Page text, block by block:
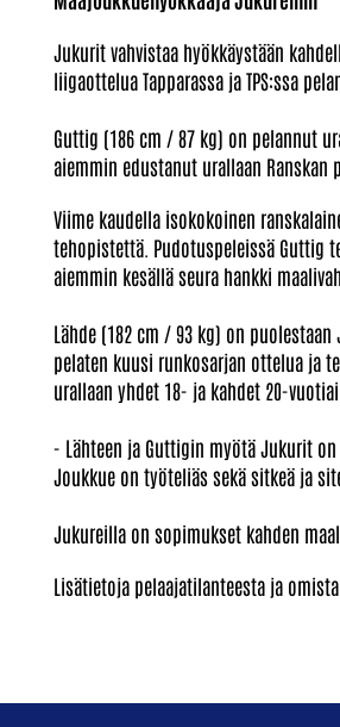
Jukurit vahvistaa hyökkäystään
liigaottelua Tapparassa ja TPS:ssa
Guttig (186 cm / 87 kg) on pelannut
aiemmin edustanut urallaan Ranskan
Viime kaudella isokokoinen
tehopistettä. Pudotuspeleissä Guttig
aiemmin kesällä seura hankki
Lähde (182 cm / 93 kg) on
pelaten kuusi runkosarjan ottelua ja
urallaan yhdet 18- ja kahdet 20-
- Lähteen ja Guttigin myötä Jukurit
Joukkue on työteliäs sekä sitkeä ja
Jukureilla on sopimukset kahden
Lisätietoja pelaajatilanteesta ja